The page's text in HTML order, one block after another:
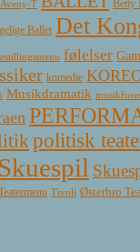
Aveny-T Betty
Ballet Det
følelser
komedie
Musikdramatik
politisk
Skuespil
Tivoli Østerbro